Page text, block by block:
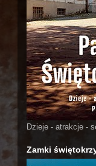
Dzieje - atrakcje -
Zamki